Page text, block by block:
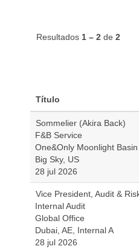
Resultados 1 – 2 de 2
Título
Sommelier (Akira Back)
F&B Service
One&Only Moonlight Basin
Big Sky, US
28 jul 2026
Vice President, Audit &
Internal Audit
Global Office
Dubai, AE, Internal A
28 jul 2026